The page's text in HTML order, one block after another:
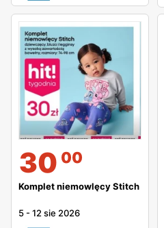
30 00
Komplet niemowlęcy Stitch
5 -12 sie 2026